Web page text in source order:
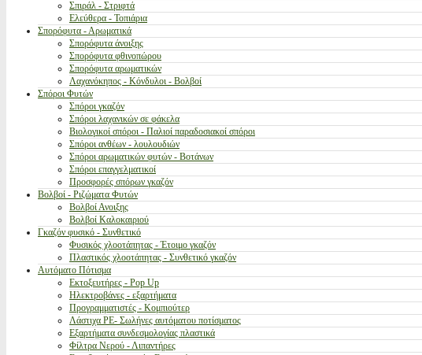
Σπιράλ - Στριφτά
Ελεύθερα - Τοπιάρια
Σπορόφυτα - Αρωματικά
Σπορόφυτα άνοιξης
Σπορόφυτα φθινοπώρου
Σπορόφυτα αρωματικών
Λαχανόκηπος - Κόνδυλοι - Βολβοί
Σπόροι Φυτών
Σπόροι γκαζόν
Σπόροι λαχανικών σε φάκελα
Βιολογικοί σπόροι - Παλιοί παραδοσιακοί σπόροι
Σπόροι ανθέων - λουλουδιών
Σπόροι αρωματικών φυτών - Βοτάνων
Σπόροι επαγγελματικοί
Προσφορές σπόρων γκαζόν
Βολβοί - Ριζώματα Φυτών
Βολβοί Ανοιξης
Βολβοί Καλοκαιριού
Γκαζόν φυσικό - Συνθετικό
Φυσικός χλοοτάπητας - Έτοιμο γκαζόν
Πλαστικός χλοοτάπητας - Συνθετικό γκαζόν
Αυτόματο Πότισμα
Εκτοξευτήρες - Pop Up
Ηλεκτροβάνες - εξαρτήματα
Προγραμματιστές - Κομπιούτερ
Λάστιχα PE- Σωλήνες αυτόματου ποτίσματος
Εξαρτήματα συνδεσμολογίας πλαστικά
Φίλτρα Νερού - Λιπαντήρες